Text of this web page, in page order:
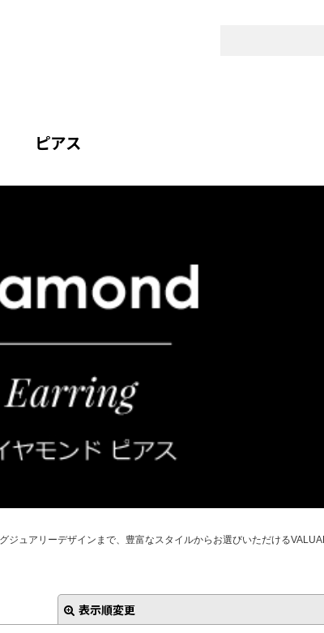
ピアス
ュアリーデザインまで、豊富なスタイルからお選びいただける
表示順変更